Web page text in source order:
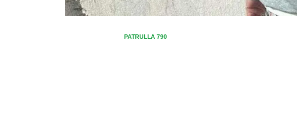
PATRULLA 790